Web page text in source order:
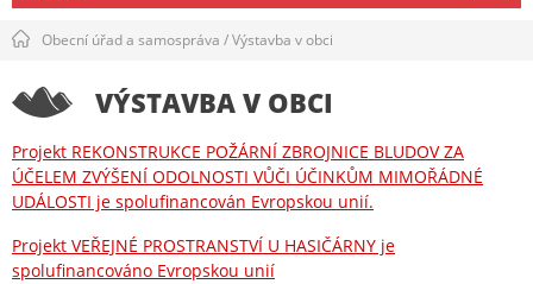
Obecní úřad a samospráva /Výstavba v obci
VÝSTAVBA V OBCI
Projekt REKONSTRUKCE POŽÁRNÍ ZBROJNICE BLUDOV ZA
ÚČELEM ZVÝŠENÍ ODOLNOSTI VŮČI ÚČINKŮM MIMOŘÁDNÉ
UDÁLOSTI je spolufinancován Evropskou unií.
Projekt VEŘEJNÉ PROSTRANSTVÍ U HASIČÁRNY je
spolufinancováno Evropskou unií